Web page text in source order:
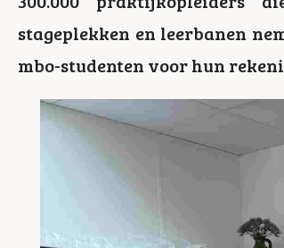
stageplekken en leerbanen
mbo-studenten voor hun